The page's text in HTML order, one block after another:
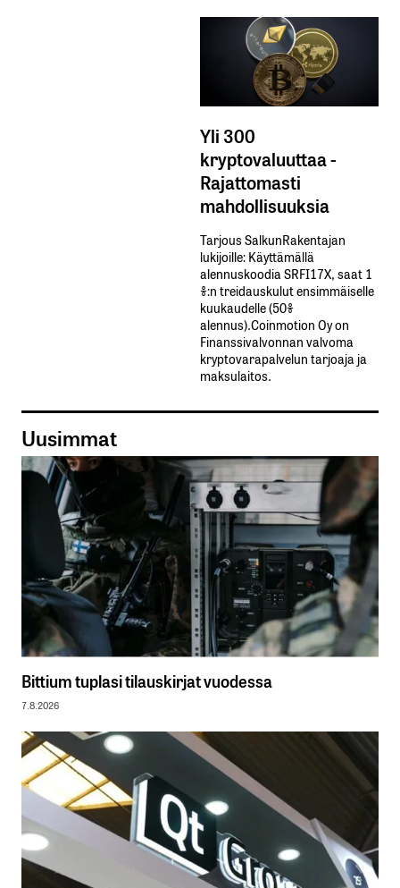
Yli 300
kryptovaluuttaa -
Rajattomasti
mahdollisuuksia
Tarjous SalkunRakentajan
lukijoille: Käyttämällä​ ​
alennuskoodia​ ​SRFI17X,​ ​saat​ ​1
%:n treidauskulut​ ​ensimmäiselle​ ​
kuukaudelle​ ​(50%​ ​
alennus).Coinmotion Oy on
Finanssivalvonnan valvoma
kryptovarapalvelun tarjoaja ja
maksulaitos.
Uusimmat
Bittium tuplasi tilauskirjat vuodessa
7.8.2026